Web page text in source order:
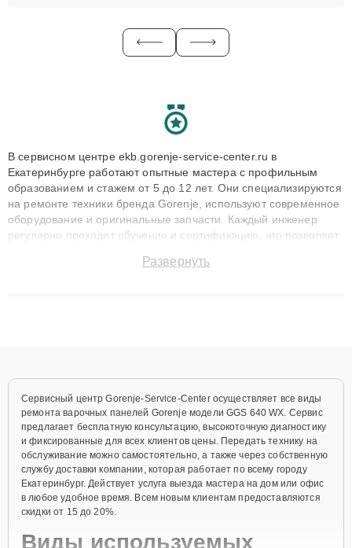
В сервисном центре ekb.gorenje-service-center.ru в
Екатеринбурге работают опытные мастера с профильным
образованием и стажем от 5 до 12 лет. Они специализируются
на ремонте техники бренда Gorenje, используют современное
оборудование и оригинальные запчасти. Каждый инженер
регулярно проходит обучение и сертификацию, что позволяет
технику с сохранением гарантии до 3 лет. Наши мастера
Развернуть
Сервисный центр Gorenje-Service-Center осуществляет все виды
ремонта варочных панелей Gorenje модели GGS 640 WX. Сервис
предлагает бесплатную консультацию, высокоточную диагностику
и фиксированные для всех клиентов цены. Передать технику на
обслуживание можно самостоятельно, а также через собственную
службу доставки компании, которая работает по всему городу
Екатеринбург. Действует услуга выезда мастера на дом или офис
в любое удобное время. Всем новым клиентам предоставляются
скидки от 15 до 20%.
Виды используемых